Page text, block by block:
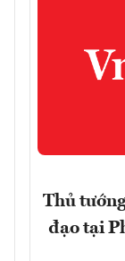
Thủ
đạo tại